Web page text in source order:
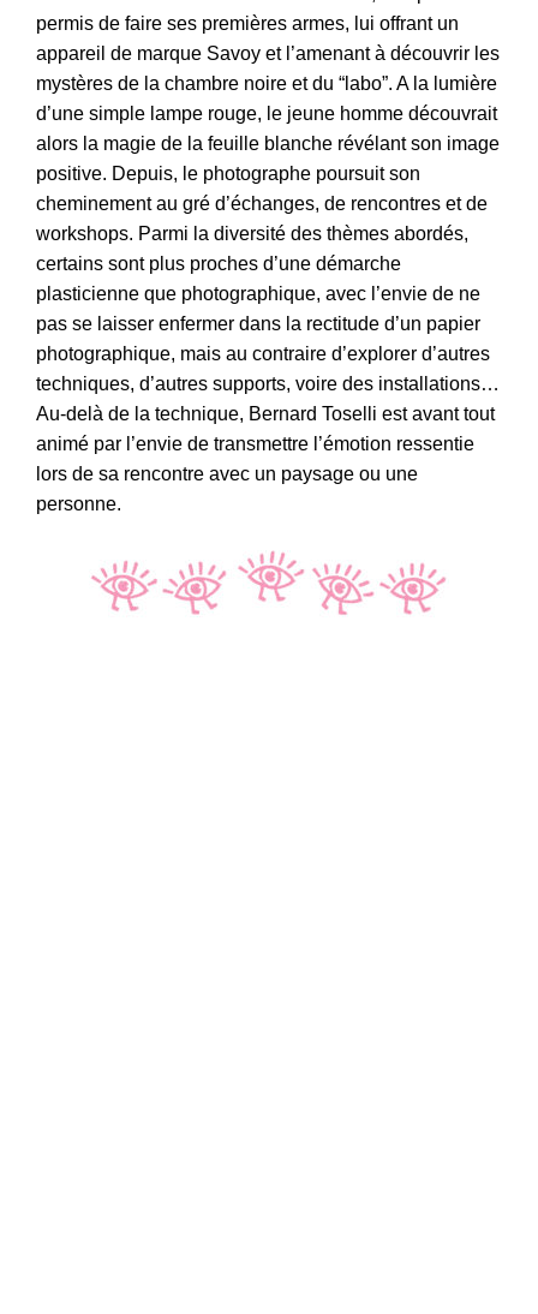
permis de faire ses premières armes, lui offrant un
appareil de marque Savoy et l’amenant à découvrir les
mystères de la chambre noire et du “ labo”. A la lumière
d’une simple lampe rouge, le jeune homme découvrait
alors la magie de la feuille blanche révélantson image
positive. Depuis, le photographe poursuit son
cheminement au gré d’échanges, de rencontres etde
workshops. Parmi la diversité des thèmes abordés,
certains sont plus proches d’une démarche
plasticienne que photographique, avec l’envie de ne
pas se laisser enfermer dans la rectitude d’un papier
photographique, mais au contraire d’explorer d’autres
techniques, d’autres supports, voire des installations…
Au-delà de la technique, Bernard Toselli est avant tout
animé par l’envie de transmettre l’émotion ressentie
lors de sa rencontre avec un paysage ou une
personne.